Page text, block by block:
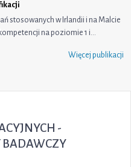
stosowanych w Irlandii i na Malcie
na poziomie 1 i…
Więcej publikacji
-
BADAWCZY